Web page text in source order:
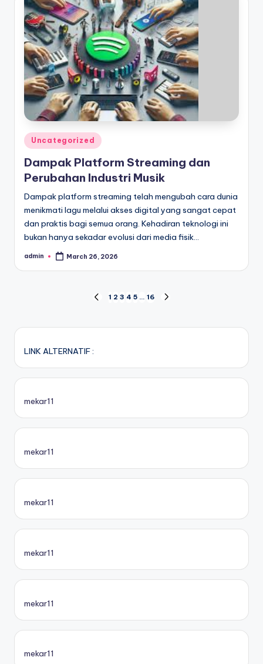
Posted
in
Uncategorized
Dampak Platform Streaming dan
Perubahan Industri Musik
Dampak platform streaming telah mengubah cara dunia
menikmati lagu melalui akses digital yang sangat cepat
dan praktis bagi semua orang. Kehadiran teknologi ini
bukan hanya sekadar evolusi dari media fisik…
Posted
admin March 26, 2026
pagination
PREVIOUS
1 2 3 4 5 … 16
LINK ALTERNATIF :
mekar11
mekar11
mekar11
mekar11
mekar11
mekar11